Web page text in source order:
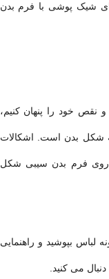
شیک پوشی با فرم بدن
نقص خود را پنهان کنیم،
شکل بدن است. اشکالات
روی فرم بدن سیبی شکل
لباس بپوشید و راهنمایی
می کنید.